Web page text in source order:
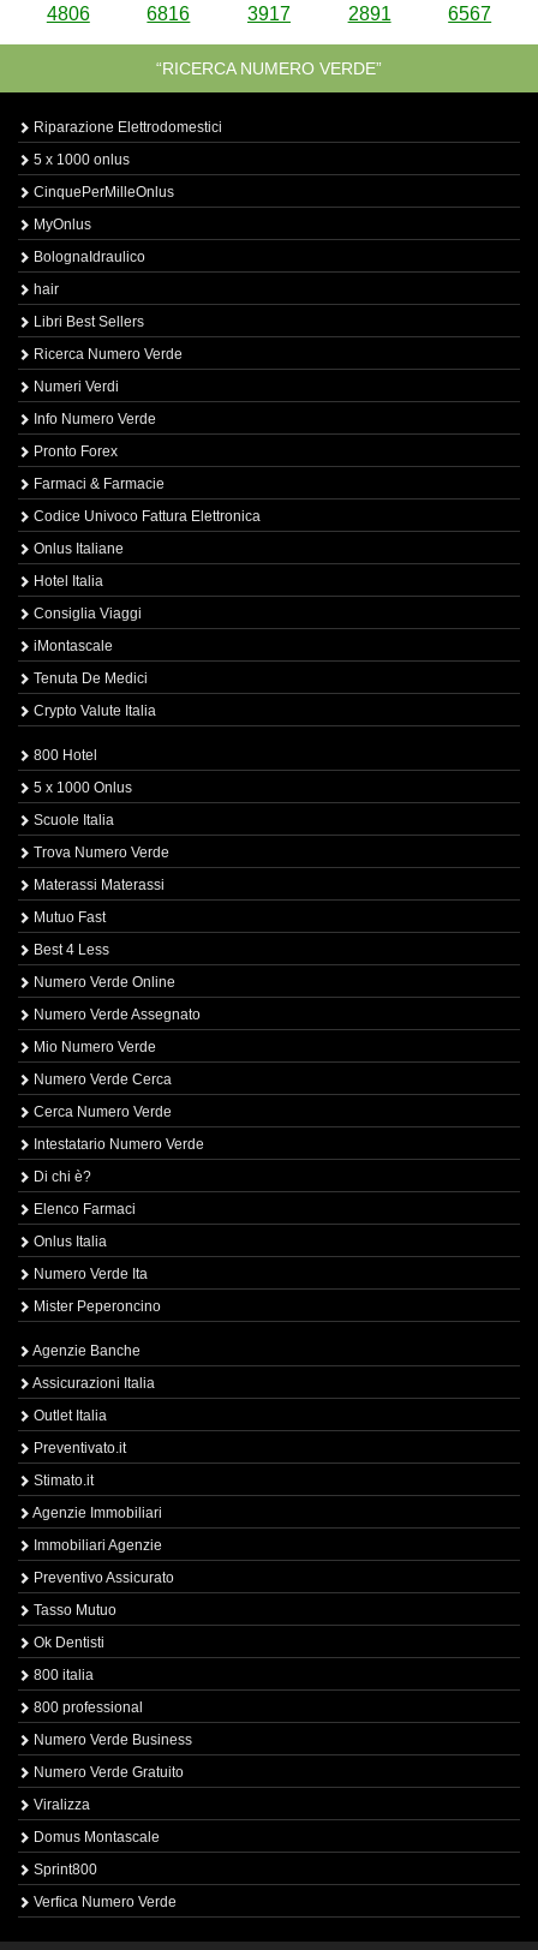
4806 6816 3917 2891 6567
“RICERCA NUMERO VERDE”
Riparazione Elettrodomestici
5 x 1000 onlus
CinquePerMilleOnlus
MyOnlus
BolognaIdraulico
hair
Libri Best Sellers
Ricerca Numero Verde
Numeri Verdi
Info Numero Verde
Pronto Forex
Farmaci & Farmacie
Codice Univoco Fattura Elettronica
Onlus Italiane
Hotel Italia
Consiglia Viaggi
iMontascale
Tenuta De Medici
Crypto Valute Italia
800 Hotel
5 x 1000 Onlus
Scuole Italia
Trova Numero Verde
Materassi Materassi
Mutuo Fast
Best 4 Less
Numero Verde Online
Numero Verde Assegnato
Mio Numero Verde
Numero Verde Cerca
Cerca Numero Verde
Intestatario Numero Verde
Di chi è?
Elenco Farmaci
Onlus Italia
Numero Verde Ita
Mister Peperoncino
Agenzie Banche
Assicurazioni Italia
Outlet Italia
Preventivato.it
Stimato.it
Agenzie Immobiliari
Immobiliari Agenzie
Preventivo Assicurato
Tasso Mutuo
Ok Dentisti
800 italia
800 professional
Numero Verde Business
Numero Verde Gratuito
Viralizza
Domus Montascale
Sprint800
Verfica Numero Verde